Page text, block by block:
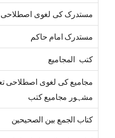
مستدرک کی لغوی اصطلاحی
مستدرک امام حاکم
کتب المجامیع
مجامیع کی لغوی اصطلاحی
مشہور مجامیع کتب
کتاب الجمع بین الصحیحین